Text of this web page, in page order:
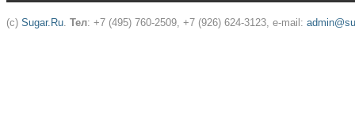
(c) Sugar.Ru. Тел: +7 (495) 760-2509, +7 (926) 624-3123, e-mail: